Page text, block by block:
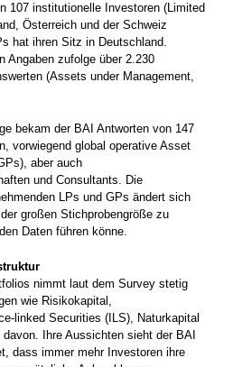
107 institutionelle Investoren (Limited
Österreich und der Schweiz
hat ihren Sitz in Deutschland.
Angaben zufolge über 2.230
(Assets under Management,
bekam der BAI Antworten von 147
vorwiegend global operative Asset
aber auch
und Consultants. Die
LPs und GPs ändert sich
großen Stichprobengröße zu
Daten führen könne.
nimmt laut dem Survey stetig
wie Risikokapital,
linked Securities (ILS), Naturkapital
Ihre Aussichten sieht der BAI
dass immer mehr Investoren ihre